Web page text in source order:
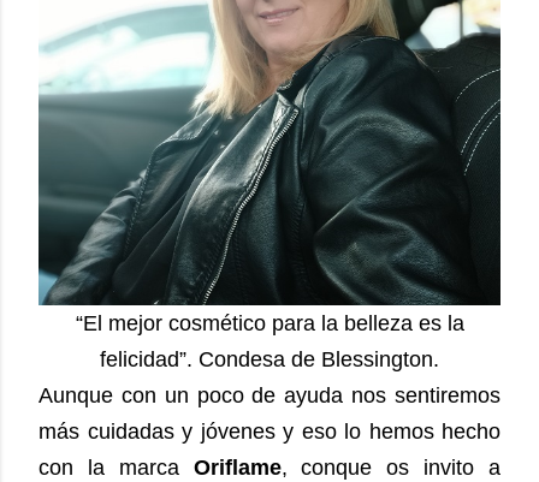
“El mejor cosmético para la belleza es la
felicidad”. Condesa de Blessington.
Aunque con un poco de ayuda nos sentiremos
más cuidadas y jóvenes y eso lo hemos hecho
con la marca Oriflame, conque os invito a